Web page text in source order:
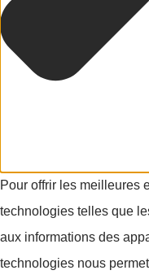
Pour offrir les meilleures
technologies telles que
aux informations des
technologies nous